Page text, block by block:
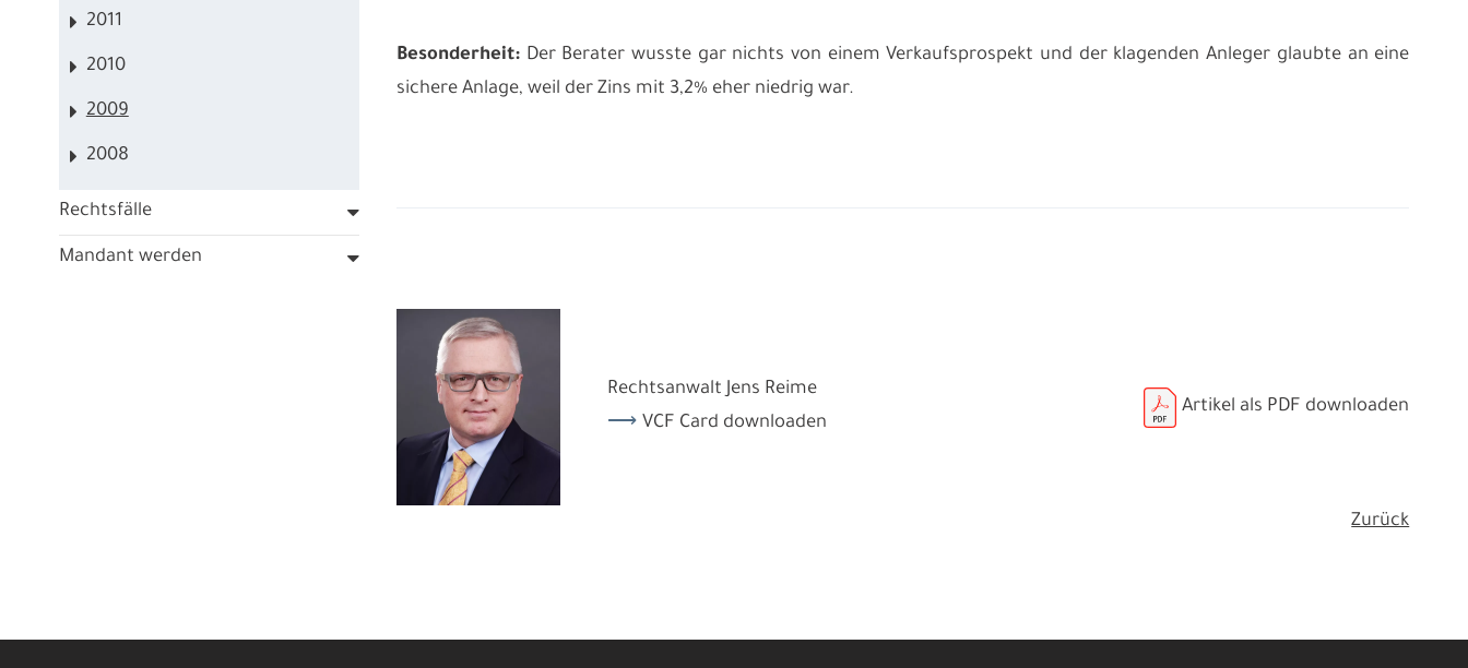
2011
2010
2009
2008
Rechtsfälle
Mandant werden
Besonderheit:Der Berater wusste gar nichts von einem Verkaufsprospekt und der klagenden Anleger glaubte an eine
sichere Anlage, weil der Zins mit 3,2% eher niedrig war.
Rechtsanwalt Jens Reime
VCF Card downloaden
Artikel als PDF downloaden
Zurück